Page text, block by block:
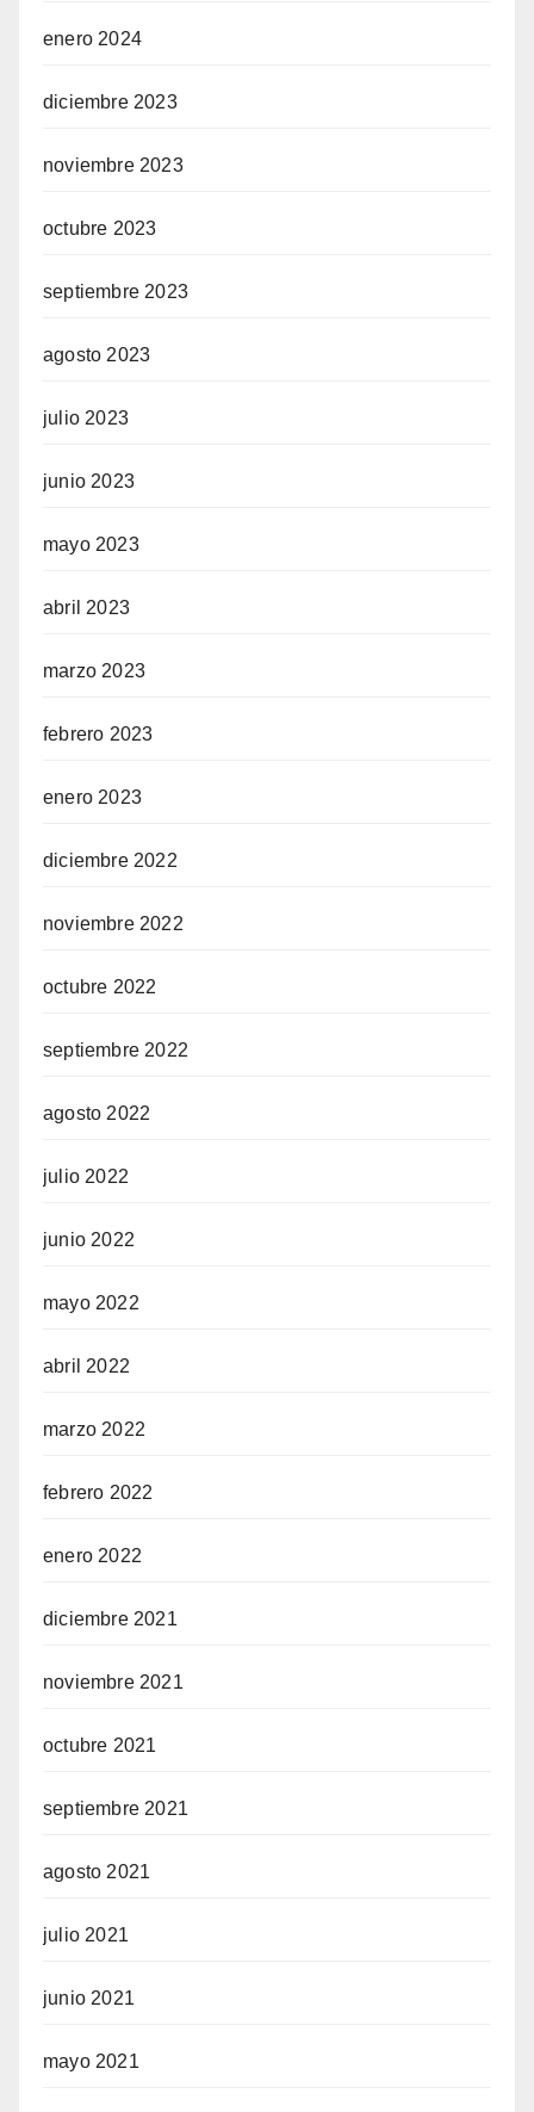
enero 2024
diciembre 2023
noviembre 2023
octubre 2023
septiembre 2023
agosto 2023
julio 2023
junio 2023
mayo 2023
abril 2023
marzo 2023
febrero 2023
enero 2023
diciembre 2022
noviembre 2022
octubre 2022
septiembre 2022
agosto 2022
julio 2022
junio 2022
mayo 2022
abril 2022
marzo 2022
febrero 2022
enero 2022
diciembre 2021
noviembre 2021
octubre 2021
septiembre 2021
agosto 2021
julio 2021
junio 2021
mayo 2021